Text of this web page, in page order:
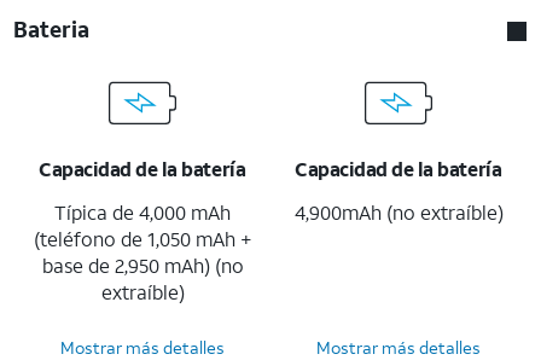
Bateria
Capacidad de la batería
Típica de 4,000 mAh
(teléfono de 1,050 mAh +
base de 2,950 mAh) (no
extraíble)
Capacidad de la batería
4,900mAh (no extraíble)
Mostrar más detalles Mostrar más detalles